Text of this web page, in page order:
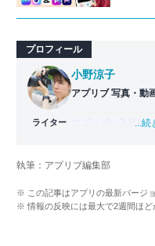
プロフィール
ライター
小野涼子
アプリブ 写真・動
アプリブに入社後
「誰でも本格的に
...
執筆：アプリブ編集部
※ この記事はアプリの最新バージ
※ 情報の反映には最大で2週間ほど